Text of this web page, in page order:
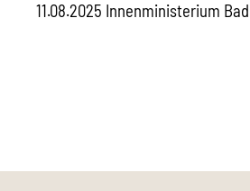
11.08.2025 Innenministerium